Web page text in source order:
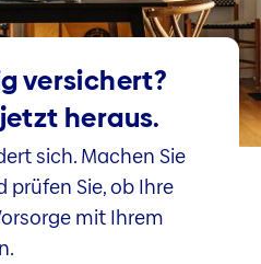
versichert?
heraus.
sich. Machen Sie
prüfen Sie, ob Ihre
mit Ihrem